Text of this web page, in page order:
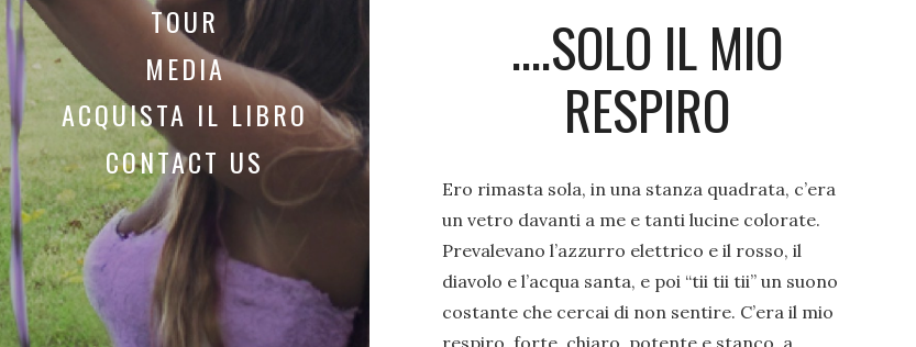
TOUR
MEDIA
ACQUISTA IL LIBRO
CONTACT US
….SOLO IL MIO
RESPIRO
Ero rimasta sola, in una stanza quadrata, c’era
un vetro davanti a me e tanti lucine colorate.
Prevalevano l’azzurro elettrico e il rosso, il
diavolo e l’acqua santa, e poi “tii tii tii” un suono
costante che cercai di non sentire. C’era il mio
respiro, forte, chiaro, potente e stanco, a